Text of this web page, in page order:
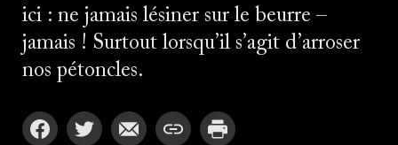
ici : ne jamais lésiner sur le beurre –
jamais ! Surtout lorsqu’il s’agit d’arroser
nos pétoncles.